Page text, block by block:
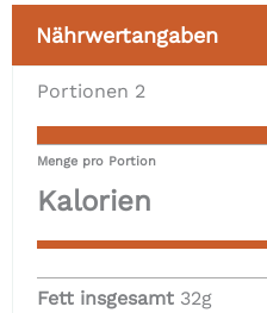
Nährwertangaben
Portionen 2
Menge pro Portion
Kalorien
Fett insgesamt 32g